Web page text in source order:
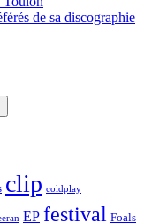
de sa discographie
clip coldplay
EP festival Foals